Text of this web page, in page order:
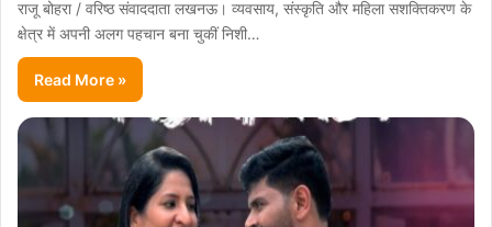
राजू बोहरा / वरिष्ठ संवाददाता लखनऊ। व्यवसाय, संस्कृति और महिला सशक्तिकरण के
क्षेत्र में अपनी अलग पहचान बना चुकीं निशी…
Read More »